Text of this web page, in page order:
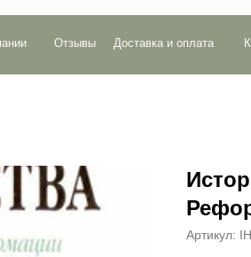
Контакты
Доставка и оплата
Отзывы
Артикул: